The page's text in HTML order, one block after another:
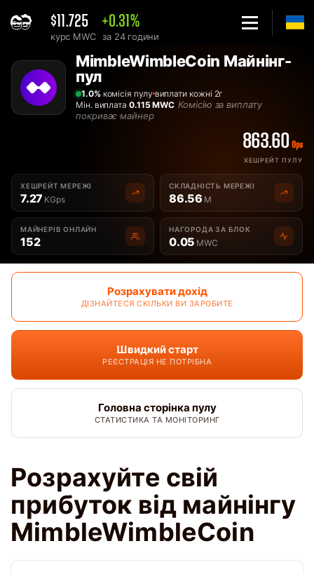
$11.725
курс MWC
+0.31%
за 24 години
Найкращий MimbleWimbleCoin MWC майнінг-пул
MimbleWimbleCoin Майнінг-
пул
1.0%комісія пулу виплати кожні 2г
Мін. виплата 0.115 MWC Комісію за виплату
покриває майнер
863.60 Gps
ХЕШРЕЙТ ПУЛУ
ХЕШРЕЙТ МЕРЕЖІ
7.27 KGps
СКЛАДНІСТЬ МЕРЕЖІ
86.56 M
МАЙНЕРІВ ОНЛАЙН
152
НАГОРОДА ЗА БЛОК
0.05 MWC
Розрахувати дохід
ДІЗНАЙТЕСЯ СКІЛЬКИ ВИ ЗАРОБИТЕ
Швидкий старт
РЕЄСТРАЦІЯ НЕ ПОТРІБНА
Головна сторінка пулу
СТАТИСТИКА ТА МОНІТОРИНГ
Розрахуйте свій
прибуток від майнінгу
MimbleWimbleCoin